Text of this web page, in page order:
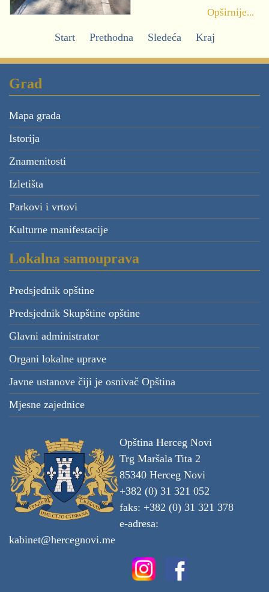
Opširnije...
Start Prethodna Sledeća Kraj
Grad
Mapa grada
Istorija
Znamenitosti
Izletišta
Parkovi i vrtovi
Kulturne manifestacije
Lokalna samouprava
Predsjednik opštine
Predsjednik Skupštine opštine
Glavni administrator
Organi lokalne uprave
Javne ustanove čiji je osnivač Opština
Mjesne zajednice
Opština Herceg Novi
Trg Maršala Tita 2
85340 Herceg Novi
+382 (0) 31 321 052
faks: +382 (0) 31 321 378
e-adresa:
kabinet@hercegnovi.me